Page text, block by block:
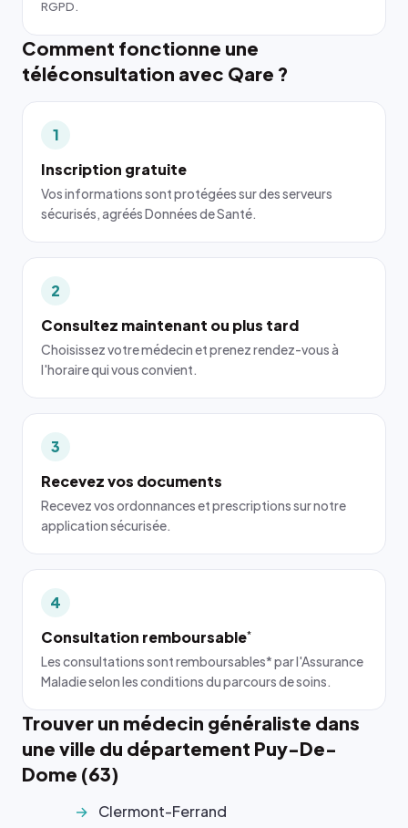
RGPD.
Comment fonctionne une
téléconsultation avec Qare ?
1
Inscription gratuite
Vos informations sont protégées sur des serveurs
sécurisés, agréés Données de Santé.
2
Consultez maintenant ou plus tard
Choisissez votre médecin et prenez rendez-vous à
l'horaire qui vous convient.
3
Recevez vos documents
Recevez vos ordonnances et prescriptions sur notre
application sécurisée.
4
Consultation remboursable*
Les consultations sont remboursables* par l'Assurance
Maladie selon les conditions du parcours de soins.
Trouver un médecin généraliste dans
une ville du département Puy-De-
Dome (63)
Clermont-Ferrand